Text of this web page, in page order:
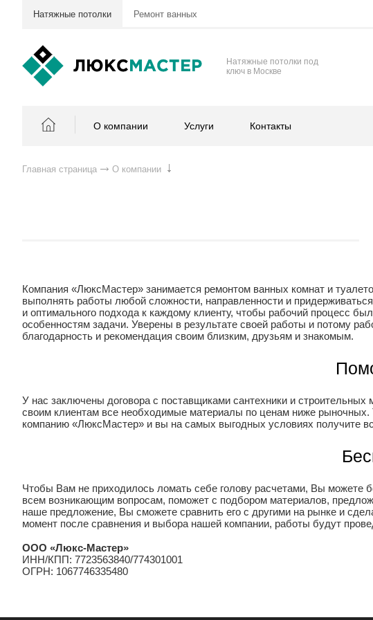
Натяжные потолки Ремонт ванных
Натяжные потолки под
ключ в Москве
О компании Услуги Контакты
Главная страница О компании
Компания «ЛюксМастер» занимается ремонтом ванных комнат и
выполнять работы любой сложности, направленности и
и оптимального подхода к каждому клиенту, чтобы рабочий процесс
особенностям задачи. Уверены в результате своей работы и потому
благодарность и рекомендация своим близким, друзьям и знакомым.
У нас заключены договора с поставщиками сантехники и
своим клиентам все необходимые материалы по ценам ниже рыночных.
компанию «ЛюксМастер» и вы на самых выгодных условиях получите
Чтобы Вам не приходилось ломать себе голову расчетами, Вы можете
всем возникающим вопросам, поможет с подбором материалов,
наше предложение, Вы сможете сравнить его с другими на рынке и
момент после сравнения и выбора нашей компании, работы будут
ООО «Люкс-Мастер»
ИНН/КПП: 7723563840/774301001
ОГРН: 1067746335480